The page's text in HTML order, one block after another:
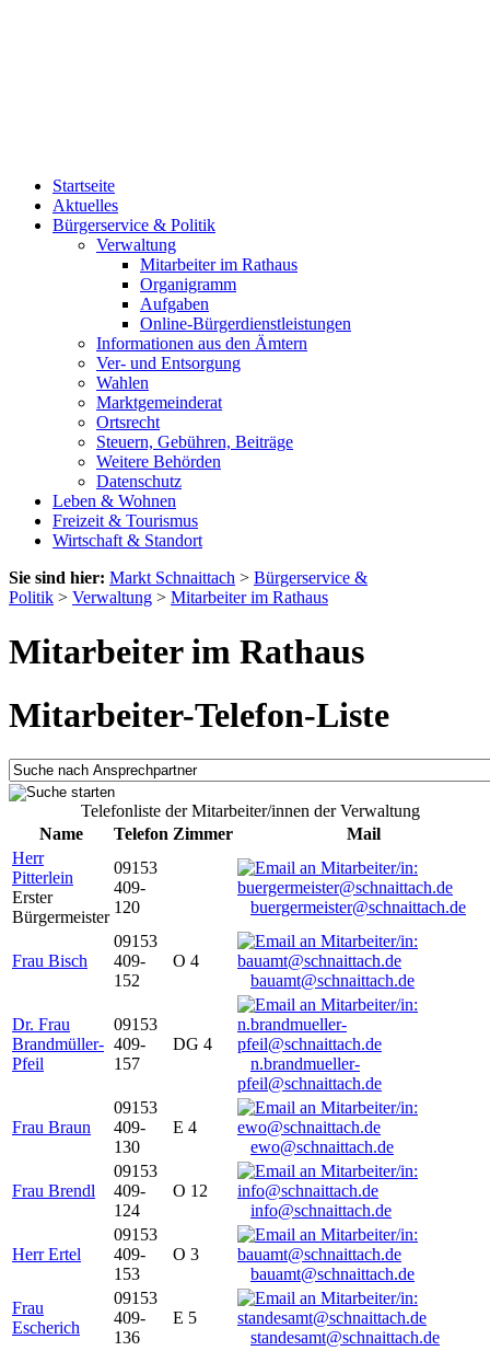
Startseite
Aktuelles
Bürgerservice & Politik
Verwaltung
Mitarbeiter im Rathaus
Organigramm
Aufgaben
Online-Bürgerdienstleistungen
Informationen aus den Ämtern
Ver- und Entsorgung
Wahlen
Marktgemeinderat
Ortsrecht
Steuern, Gebühren, Beiträge
Weitere Behörden
Datenschutz
Leben & Wohnen
Freizeit & Tourismus
Wirtschaft & Standort
Sie sind hier: Markt Schnaittach > Bürgerservice &
Politik > Verwaltung > Mitarbeiter im Rathaus
Mitarbeiter im Rathaus
Mitarbeiter-Telefon-Liste
Telefonliste der Mitarbeiter/innen der Verwaltung
Name
Telefon Zimmer
Mail
Herr
Pitterlein
Erster
Bürgermeister
09153
409-
120
buergermeister@schnaittach.de
Frau Bisch
09153
409-
152
O 4
bauamt@schnaittach.de
Dr. Frau
Brandmüller-
Pfeil
09153
409-
157
DG 4
n.brandmueller-
pfeil@schnaittach.de
Frau Braun
09153
409-
130
E 4
ewo@schnaittach.de
Frau Brendl
09153
409-
124
O 12
info@schnaittach.de
Herr Ertel
09153
409-
153
O 3
bauamt@schnaittach.de
Frau
Escherich
09153
409-
136
E 5
standesamt@schnaittach.de